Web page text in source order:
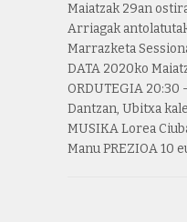
Maiatzak 29an
Arriagak
Marrazketa
DATA 2020ko
ORDUTEGIA
Dantzan, Ubitxa
MUSIKA Lorea
Manu PREZIOA 10